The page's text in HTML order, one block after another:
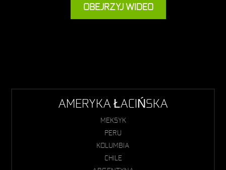
OBEJRZYJ WIDEO
AMERYKA ŁACIŃSKA
MEKSYK
PERU
KOLUMBIA
CHILE